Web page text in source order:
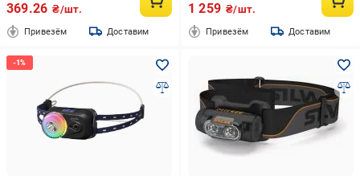
369.26 ₴/шт.
Привезём Доставим
1 259 ₴/шт.
Привезём Доставим